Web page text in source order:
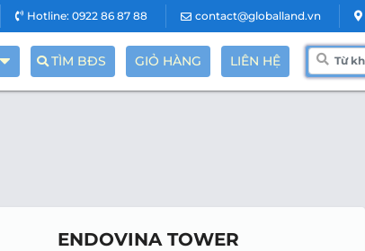
Hotline: 0922 86 87 88 contact@globalland.vn
TÌM BĐS GIỎ HÀNG LIÊN HỆ
ENDOVINA TOWER